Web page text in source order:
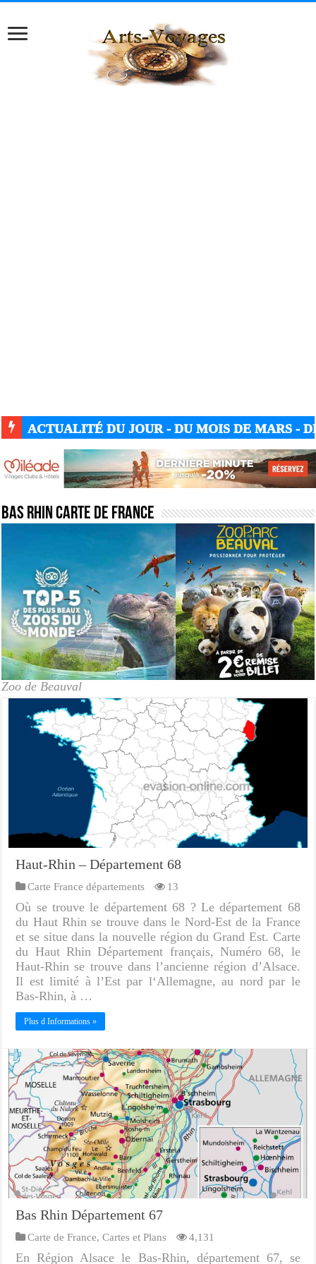
ACTUALITÉ DU JOUR - DU MOIS DE MARS -
Bas Rhin carte de France
Zoo de Beauval
Haut-Rhin – Département 68
Carte France départements 13
Où se trouve le département 68 ? Le département 68
du Haut Rhin se trouve dans le Nord-Est de la France
et se situe dans la nouvelle région du Grand Est. Carte
du Haut Rhin Département français, Numéro 68, le
Haut-Rhin se trouve dans l’ancienne région d’Alsace.
Il est limité à l’Est par l‘Allemagne, au nord par le
Bas-Rhin, à …
Plus d Informations »
Bas Rhin Département 67
Carte de France,Cartes et Plans 4,131
En Région Alsace le Bas-Rhin, département 67, se